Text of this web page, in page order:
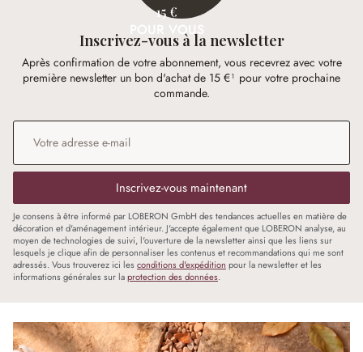
15 €
POUR VOUS
Inscrivez-vous à la newsletter
Après confirmation de votre abonnement, vous recevrez avec votre
première newsletter un bon d'achat de 15 €¹ pour votre prochaine
commande.
Adresse e-mail
Inscrivez-vous maintenant
Je consens à être informé par LOBERON GmbH des tendances actuelles en matière de
décoration et d'aménagement intérieur. J'accepte également que LOBERON analyse, au
moyen de technologies de suivi, l'ouverture de la newsletter ainsi que les liens sur
lesquels je clique afin de personnaliser les contenus et recommandations qui me sont
adressés. Vous trouverez ici les conditions d'expédition pour la newsletter et les
informations générales sur laprotection des données.